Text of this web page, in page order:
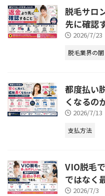
脱毛サロ
先に確認
2026/7/23
脱毛業界の闇
都度払い
くなるの
2026/7/13
支払方法
VIO脱毛
ではなく
2026/7/3